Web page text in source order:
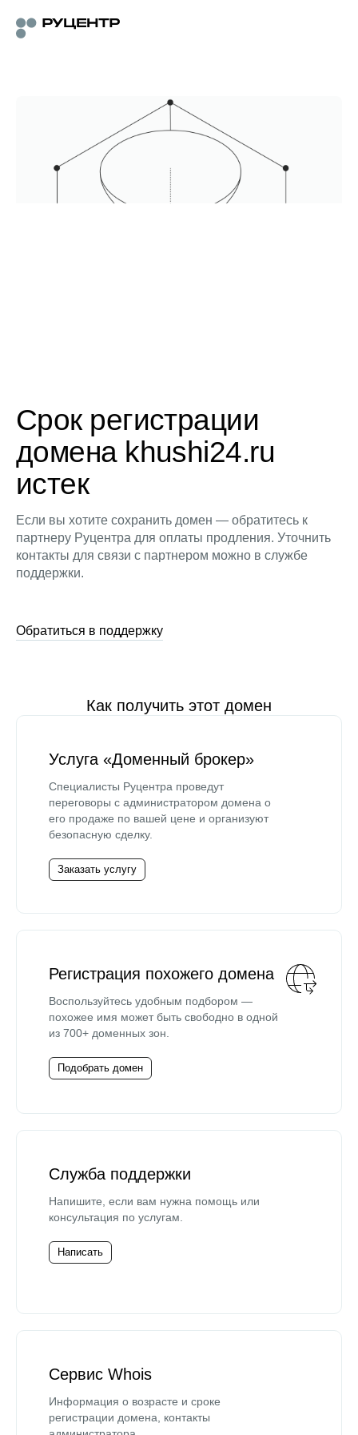
Срок регистрации
домена khushi24.ru
истек
Если вы хотите сохранить домен — обратитесь к
партнеру Руцентра для оплаты продления. Уточнить
контакты для связи с партнером можно в службе
поддержки.
Обратиться в поддержку
Как получить этот домен
Услуга «Доменный брокер»
Специалисты Руцентра проведут
переговоры с администратором домена о
его продаже по вашей цене и организуют
безопасную сделку.
Заказать услугу
Регистрация похожего домена
Воспользуйтесь удобным подбором —
похожее имя может быть свободно в одной
из 700+ доменных зон.
Подобрать домен
Служба поддержки
Напишите, если вам нужна помощь или
консультация по услугам.
Написать
Сервис Whois
Информация о возрасте и сроке
регистрации домена, контакты